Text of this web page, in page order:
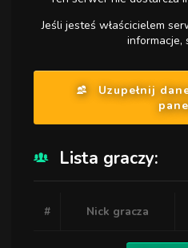
Jeśli jesteś właścicielem
informacje,
Uzupełnij
Lista graczy:
# Nick gracza